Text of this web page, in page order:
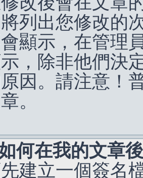
列出您修改的
顯示，在管理
，除非他們決
因。請注意！
。
何在我的文章
建立一個簽名